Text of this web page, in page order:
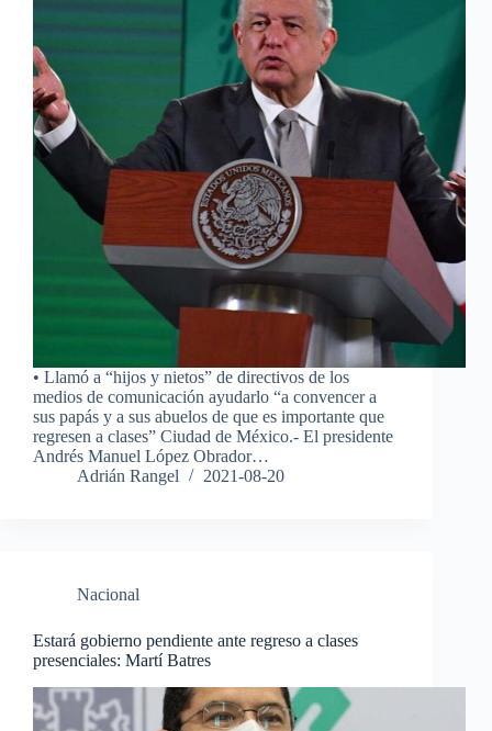
• Llamó a “hijos y nietos” de directivos de los
medios de comunicación ayudarlo “a convencer a
sus papás y a sus abuelos de que es importante que
regresen a clases” Ciudad de México.- El presidente
Andrés Manuel López Obrador…
Adrián Rangel
2021-08-20
Nacional
Estará gobierno pendiente ante regreso a clases
presenciales: Martí Batres